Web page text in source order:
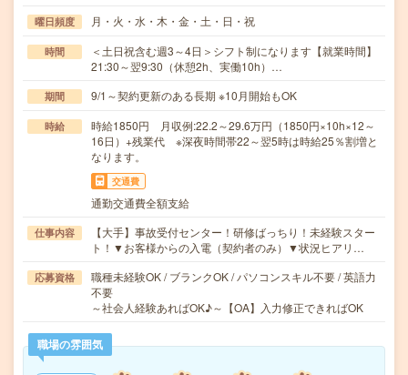
曜日頻度 月・火・水・木・金・土・日・祝
時間
＜土日祝含む週3～4日＞シフト制になります【就業時間】
21:30～翌9:30（休憩2h、実働10h）…
期間 9/1～契約更新のある長期 ※10月開始もOK
時給
時給1850円 月収例:22.2～29.6万円（1850円×10h×12～
16日）+残業代 ※深夜時間帯22～翌5時は時給25％割増と
なります。
交通費
通勤交通費全額支給
仕事内容
【大手】事故受付センター！研修ばっちり！未経験スター
ト！▼お客様からの入電（契約者のみ）▼状況ヒアリ…
応募資格
職種未経験OK / ブランクOK / パソコンスキル不要 / 英語力
不要
～社会人経験あればOK♪～【OA】入力修正できればOK
職場の雰囲気